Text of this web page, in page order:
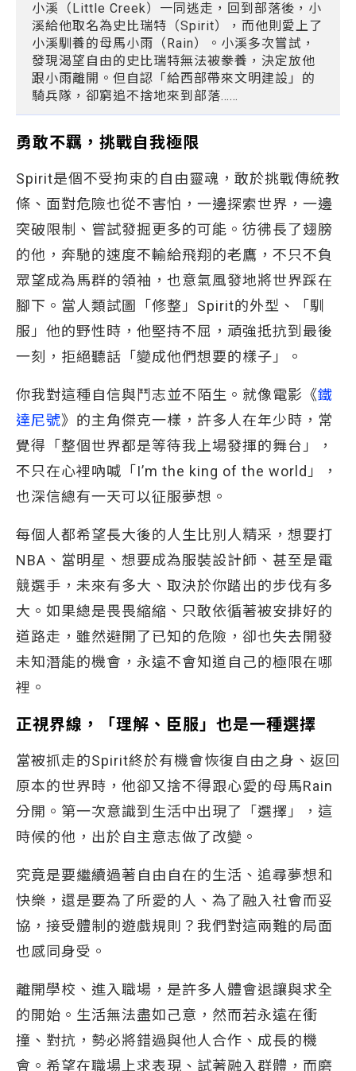
小溪（Little Creek）一同逃走，回到部落後，小
溪給他取名為史比瑞特（Spirit），而他則愛上了
小溪馴養的母馬小雨（Rain）。小溪多次嘗試，
發現渴望自由的史比瑞特無法被豢養，決定放他
跟小雨離開。但自認「給西部帶來文明建設」的
騎兵隊，卻窮追不捨地來到部落……
勇敢不羈，挑戰自我極限
Spirit是個不受拘束的自由靈魂，敢於挑戰傳統教
條、面對危險也從不害怕，一邊探索世界，一邊
突破限制、嘗試發掘更多的可能。彷彿長了翅膀
的他，奔馳的速度不輸給飛翔的老鷹，不只不負
眾望成為馬群的領袖，也意氣風發地將世界踩在
腳下。當人類試圖「修整」Spirit的外型、「馴
服」他的野性時，他堅持不屈，頑強抵抗到最後
一刻，拒絕聽話「變成他們想要的樣子」。
你我對這種自信與鬥志並不陌生。就像電影《鐵
達尼號》的主角傑克一樣，許多人在年少時，常
覺得「整個世界都是等待我上場發揮的舞台」，
不只在心裡吶喊「I’m the king of the world」，
也深信總有一天可以征服夢想。
每個人都希望長大後的人生比別人精采，想要打
NBA、當明星、想要成為服裝設計師、甚至是電
競選手，未來有多大、取決於你踏出的步伐有多
大。如果總是畏畏縮縮、只敢依循著被安排好的
道路走，雖然避開了已知的危險，卻也失去開發
未知潛能的機會，永遠不會知道自己的極限在哪
裡。
正視界線，「理解、臣服」也是一種選擇
當被抓走的Spirit終於有機會恢復自由之身、返回
原本的世界時，他卻又捨不得跟心愛的母馬Rain
分開。第一次意識到生活中出現了「選擇」，這
時候的他，出於自主意志做了改變。
究竟是要繼續過著自由自在的生活、追尋夢想和
快樂，還是要為了所愛的人、為了融入社會而妥
協，接受體制的遊戲規則？我們對這兩難的局面
也感同身受。
離開學校、進入職場，是許多人體會退讓與求全
的開始。生活無法盡如己意，然而若永遠在衝
撞、對抗，勢必將錯過與他人合作、成長的機
會。希望在職場上求表現、試著融入群體，而磨